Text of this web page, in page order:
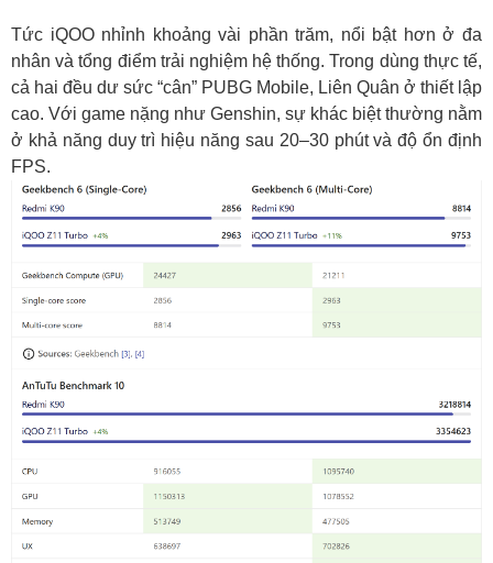
Tức iQOO nhỉnh khoảng vài phần trăm, nổi bật hơn ở đa
nhân và tổng điểm trải nghiệm hệ thống. Trong dùng thực tế,
cả hai đều dư sức “cân” PUBG Mobile, Liên Quân ở thiết lập
cao. Với game nặng như Genshin, sự khác biệt thường nằm
ở khả năng duy trì hiệu năng sau 20–30 phút và độ ổn định
FPS.